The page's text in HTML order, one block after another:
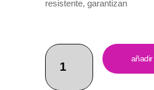
resistente, garantizan
versátiles para usar en tus
quieras. Perfectos como
regalo para cualquier
servicio al cliente